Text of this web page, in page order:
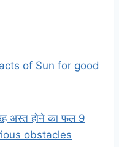
facts of Sun for good
अस्त होने का फल 9
obstacles